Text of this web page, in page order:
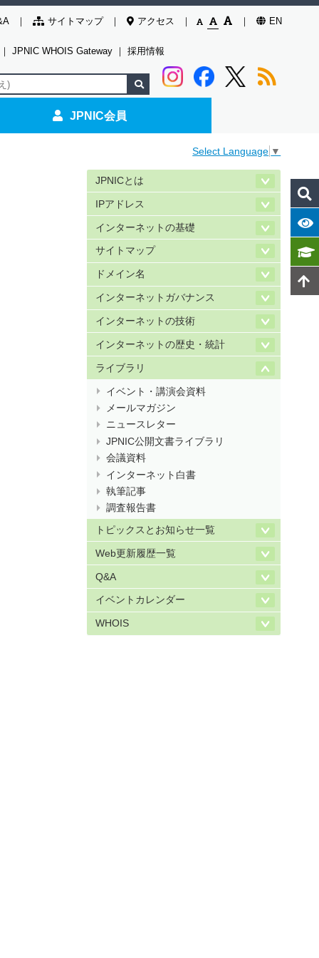
サイトマップ アクセス EN
｜ JPNIC WHOIS Gateway ｜ 採用情報
JPNIC会員
Select Language ▼
JPNICとは
IPアドレス
インターネットの基礎
サイトマップ
ドメイン名
インターネットガバナンス
インターネットの技術
インターネットの歴史・統計
ライブラリ
イベント・講演会資料
メールマガジン
ニュースレター
JPNIC公開文書ライブラリ
会議資料
インターネット白書
執筆記事
調査報告書
トピックスとお知らせ一覧
Web更新履歴一覧
Q&A
イベントカレンダー
WHOIS